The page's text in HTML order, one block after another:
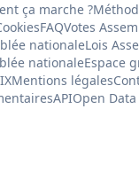
ça marche ?
FAQVotes
nationaleLois
nationaleEspace
Mentions légales
APIOpen Data